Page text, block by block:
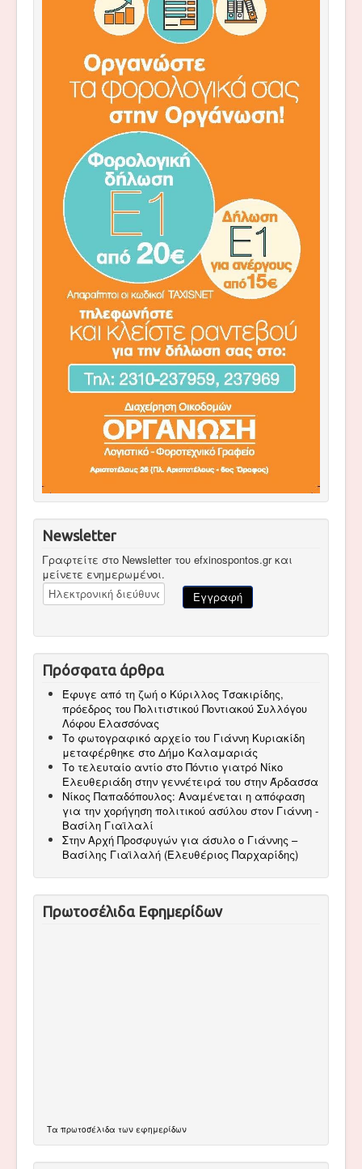
Newsletter
Γραφτείτε στο Newsletter του efxinospontos.gr και
μείνετε ενημερωμένοι.
Πρόσφατα άρθρα
Έφυγε από τη ζωή ο Κύριλλος Τσακιρίδης,
πρόεδρος του Πολιτιστικού Ποντιακού Συλλόγου
Λόφου Ελασσόνας
Το φωτογραφικό αρχείο του Γιάννη Κυριακίδη
μεταφέρθηκε στο Δήμο Καλαμαριάς
Το τελευταίο αντίο στο Πόντιο γιατρό Νίκο
Ελευθεριάδη στην γεννέτειρά του στην Άρδασσα
Νίκος Παπαδόπουλος: Αναμένεται η απόφαση
για την χορήγηση πολιτικού ασύλου στον Γιάννη -
Βασίλη Γιαϊλαλί
Στην Αρχή Προσφυγών για άσυλο ο Γιάννης –
Βασίλης Γιαϊλαλή (Ελευθέριος Παρχαρίδης)
Πρωτοσέλιδα Εφημερίδων
Τα πρωτοσέλιδα των εφημερίδων